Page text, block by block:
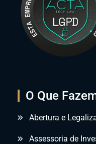
O Que
Abertura e
Assessoria de